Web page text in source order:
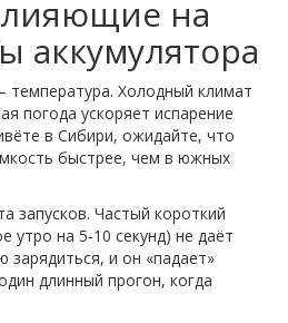
на
аккумулятора
температура. Холодный климат
погода ускоряет испарение
в Сибири, ожидайте, что
быстрее, чем в южных
запусков. Частый короткий
утро на 5‑10 секунд) не даёт
зарядиться, и он «падает»
длинный прогон, когда